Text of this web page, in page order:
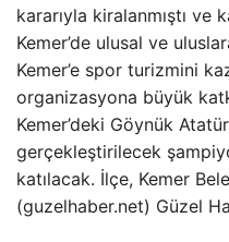
kararıyla kiralanmıştı ve
Kemer’de ulusal ve
Kemer’e spor turizmini
organizasyona büyük
Kemer’deki Göynük
gerçekleştirilecek
katılacak. İlçe, Kemer
(guzelhaber.net) Güzel